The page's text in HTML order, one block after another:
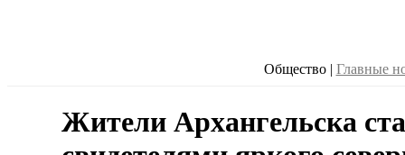
Общество | Главные
Жители Архангельска